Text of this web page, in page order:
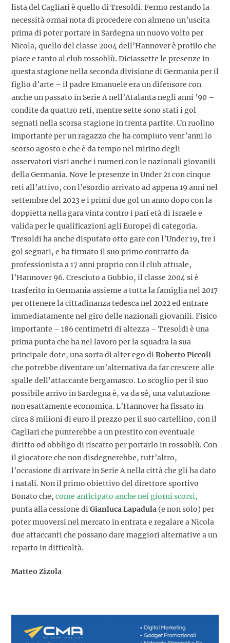
lista del Cagliari è quello di Tresoldi. Fermo restando la
necessità ormai nota di procedere con almeno un’uscita
prima di poter portare in Sardegna un nuovo volto per
Nicola, quello del classe 2004 dell’Hannover è profilo che
piace e tanto al club rossoblù. Diciassette le presenze in
questa stagione nella seconda divisione di Germania per il
figlio d’arte – il padre Emanuele era un difensore con
anche un passato in Serie A nell’Atalanta negli anni ’90 –
condite da quattro reti, mentre sette sono stati i gol
segnati nella scorsa stagione in trenta partite. Un ruolino
importante per un ragazzo che ha compiuto vent’anni lo
scorso agosto e che è da tempo nel mirino degli
osservatori visti anche i numeri con le nazionali giovanili
della Germania. Nove le presenze in Under 21 con cinque
reti all’attivo, con l’esordio arrivato ad appena 19 anni nel
settembre del 2023 e i primi due gol un anno dopo con la
doppietta nella gara vinta contro i pari età di Israele e
valida per le qualificazioni agli Europei di categoria.
Tresoldi ha anche disputato otto gare con l’Under 19, tre i
gol segnati, e ha firmato il suo primo contratto da
professionista a 17 anni proprio con il club attuale,
l’Hannover 96. Cresciuto a Gubbio, il classe 2004 si è
trasferito in Germania assieme a tutta la famiglia nel 2017
per ottenere la cittadinanza tedesca nel 2022 ed entrare
immediatamente nel giro delle nazionali giovanili. Fisico
importante – 186 centimetri di altezza – Tresoldi è una
prima punta che ha nel lavoro per la squadra la sua
principale dote, una sorta di alter ego diRoberto Piccoli
che potrebbe diventare un’alternativa da far crescere alle
spalle dell’attaccante bergamasco. Lo scoglio per il suo
possibile arrivo in Sardegna è, va da sé, una valutazione
non esattamente economica. L’Hannover ha fissato in
circa 8 milioni di euro il prezzo per il suo cartellino, con il
Cagliari che punterebbe a un prestito con eventuale
diritto od obbligo di riscatto per portarlo in rossoblù. Con
il giocatore che non disdegnerebbe, tutt’altro,
l’occasione di arrivare in Serie A nella città che gli ha dato
i natali. Non il primo obiettivo del direttore sportivo
Bonato che, come anticipato anche nei giorni scorsi,
punta alla cessione diGianluca Lapadula (e non solo) per
poter muoversi nel mercato in entrata e regalare a Nicola
due attaccanti che possano dare maggiori alternative a un
reparto in difficoltà.
Matteo Zizola